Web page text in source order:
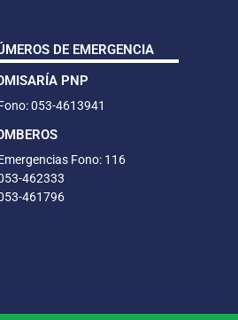
DE EMERGENCIA
PNP
053-4613941
Fono: 116
462333
461796